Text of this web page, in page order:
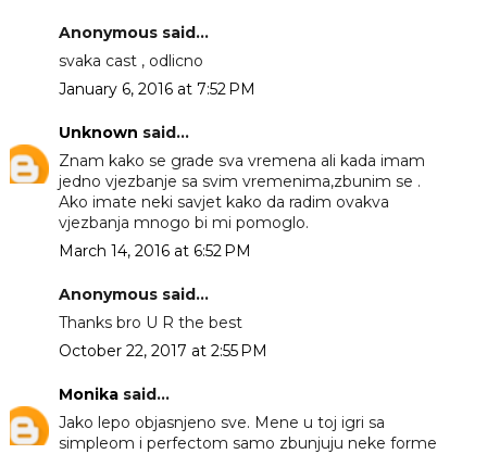
Anonymous said...
svaka cast , odlicno
January 6, 2016 at 7:52 PM
Unknown said...
Znam kako se grade sva vremena ali kada imam
jedno vjezbanje sa svim vremenima,zbunim se .
Ako imate neki savjet kako da radim ovakva
vjezbanja mnogo bi mi pomoglo.
March 14, 2016 at 6:52 PM
Anonymous said...
Thanks bro U R the best
October 22, 2017 at 2:55 PM
Monikasaid...
Jako lepo objasnjeno sve. Mene u toj igri sa
simpleom i perfectom samo zbunjuju neke forme